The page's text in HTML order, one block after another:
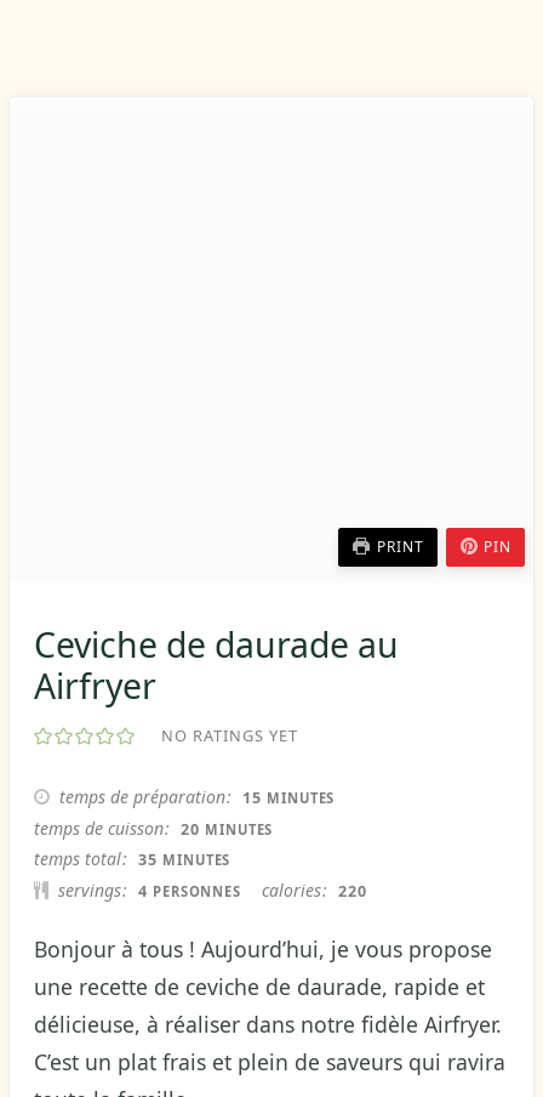
PRINT PIN
Ceviche de daurade au
Airfryer
NO RATINGS YET
temps de préparation 15 MINUTES
MINUTES
temps de cuisson 20 MINUTES
MINUTES
temps total 35 MINUTES
MINUTES
servings 4 PERSONNES calories 220
Bonjour à tous ! Aujourd’hui, je vous propose
une recette de ceviche de daurade, rapide et
délicieuse, à réaliser dans notre fidèle Airfryer.
C’est un plat frais et plein de saveurs qui ravira